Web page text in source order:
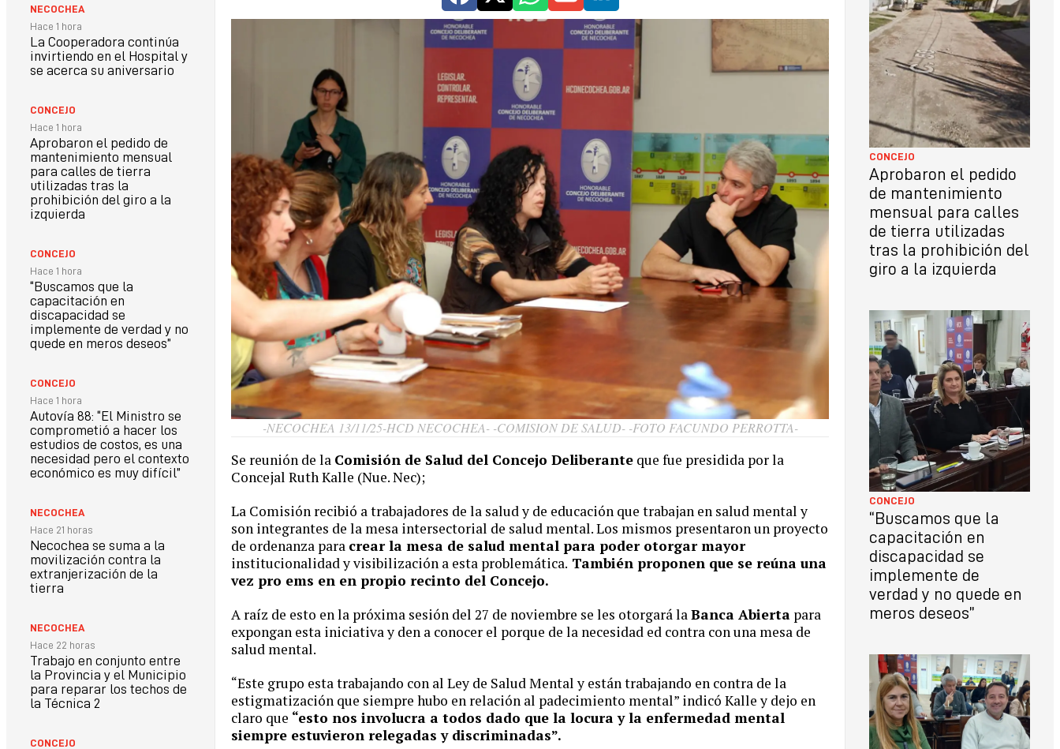
CONCEJO
Aprobaron el pedido
de mantenimiento
mensual para calles
de tierra utilizadas
tras la prohibición del
giro a la izquierda
CONCEJO
“Buscamos que la
capacitación en
discapacidad se
implemente de
verdad y no quede en
meros deseos”
NECOCHEA
Hace 1 hora
La Cooperadora continúa
invirtiendo en el Hospital y
se acerca su aniversario
CONCEJO
Hace 1 hora
Aprobaron el pedido de
mantenimiento mensual
para calles de tierra
utilizadas tras la
prohibición del giro a la
izquierda
CONCEJO
Hace 1 hora
“Buscamos que la
capacitación en
discapacidad se
implemente de verdad y no
quede en meros deseos”
CONCEJO
Hace 1 hora
Autovía 88: “El Ministro se
comprometió a hacer los
estudios de costos, es una
necesidad pero el contexto
económico es muy difícil”
NECOCHEA
Hace 21 horas
Necochea se suma a la
movilización contra la
extranjerización de la
tierra
NECOCHEA
Hace 22 horas
Trabajo en conjunto entre
la Provincia y el Municipio
para reparar los techos de
la Técnica 2
CONCEJO
-NECOCHEA 13/11/25-HCD NECOCHEA- -COMISION DE SALUD- -FOTO FACUNDO PERROTTA-
Se reunión de la Comisión de Salud del Concejo Deliberante que fue presidida por la
Concejal Ruth Kalle (Nue. Nec);
La Comisión recibió a trabajadores de la salud y de educación que trabajan en salud mental y
son integrantes de la mesa intersectorial de salud mental. Los mismos presentaron un proyecto
de ordenanza para crear la mesa de salud mental para poder otorgar mayor
institucionalidad y visibilización a esta problemática. También proponen que se reúna una
vez pro ems en en propio recinto del Concejo.
A raíz de esto en la próxima sesión del 27 de noviembre se les otorgará laBanca Abierta para
expongan esta iniciativa y den a conocer el porque de la necesidad ed contra con una mesa de
salud mental.
“Este grupo esta trabajando con al Ley de Salud Mental y están trabajando en contra de la
estigmatización que siempre hubo en relación al padecimiento mental” indicó Kalle y dejo en
claro que “esto nos involucra a todos dado que la locura y la enfermedad mental
siempre estuvieron relegadas y discriminadas”.